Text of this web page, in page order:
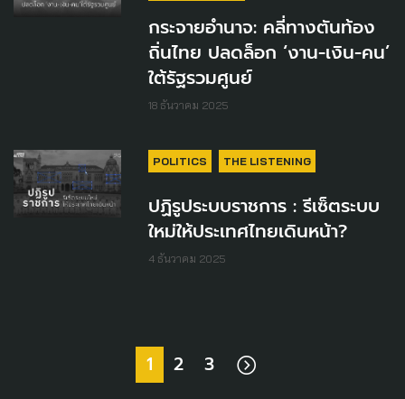
กระจายอำนาจ: คลี่ทางตันท้อง
ถิ่นไทย ปลดล็อก ‘งาน-เงิน-คน’
ใต้รัฐรวมศูนย์
18 ธันวาคม 2025
POLITICS THE LISTENING
ปฏิรูประบบราชการ : รีเซ็ตระบบ
ใหม่ให้ประเทศไทยเดินหน้า?
4 ธันวาคม 2025
1 2 3